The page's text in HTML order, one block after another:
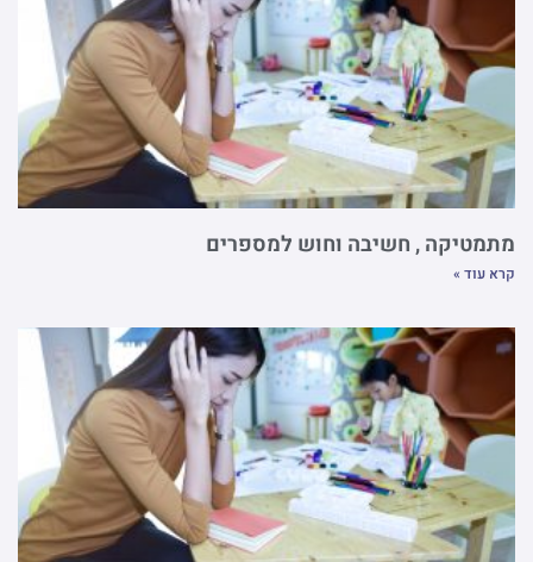
מתמטיקה , חשיבה וחוש למספרים
קרא עוד »